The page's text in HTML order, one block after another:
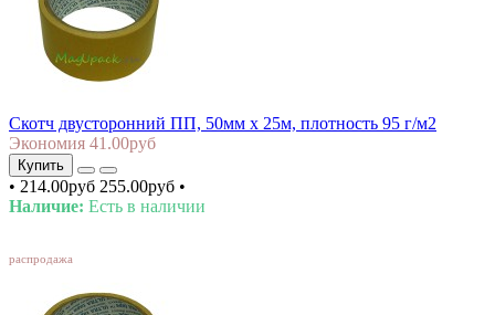
Скотч двусторонний ПП, 50мм х 25м, плотность 95 г/м2
Экономия 41.00руб
Купить
• 214.00руб 255.00руб •
Наличие: Есть в наличии
распродажа